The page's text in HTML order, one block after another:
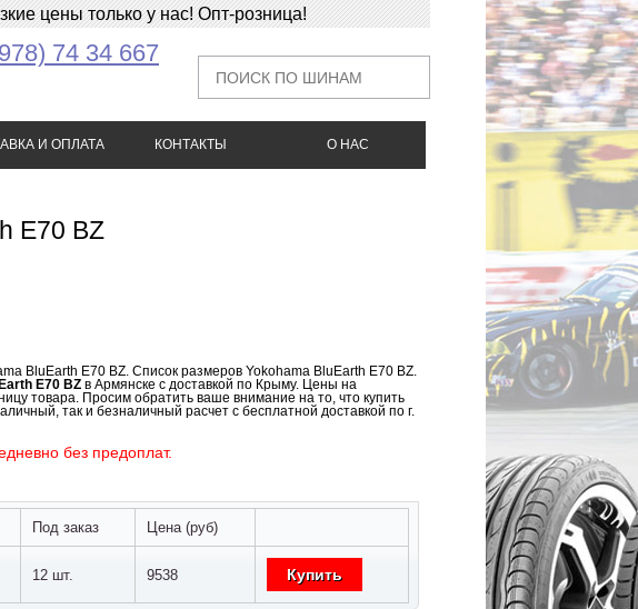
цены только у нас! Опт-розница!
74 34 667
И ОПЛАТА КОНТАКТЫ О НАС
E70 BZ
BluEarth E70 BZ. Список размеров Yokohama BluEarth E70 BZ.
E70 BZ в Армянске с доставкой по Крыму. Цены на
товара. Просим обратить ваше внимание на то, что купить
так и безналичный расчет с бесплатной доставкой по г.
без предоплат.
Под заказ Цена (руб)
12 шт. 9538 Купить